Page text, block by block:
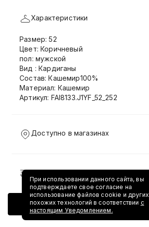
Добавить в корзину
Характеристики
Размер: 52
Цвет: Коричневый
пол: мужской
Вид : Кардиганы
Состав: Кашемир100%
Материал: Кашемир
Артикул: FAI8133.J1YF_52_252
Доступно в магазинах
Доставка и возврат
При использовании данного сайта, вы
подтверждаете свое согласие на
использование файлов cookie и других
похожих технологий в соответствии с
настоящим Уведомлением.